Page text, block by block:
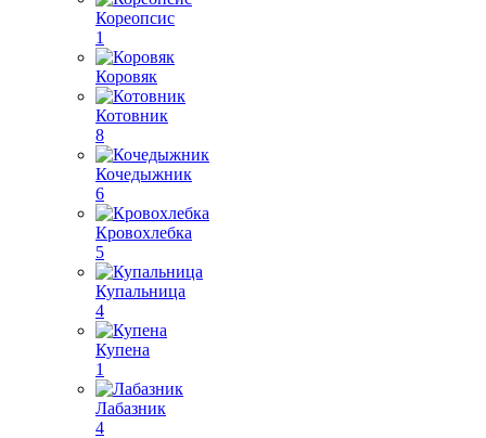
Кореопсис
1
Коровяк
Котовник
8
Кочедыжник
6
Кровохлебка
5
Купальница
4
Купена
1
Лабазник
4